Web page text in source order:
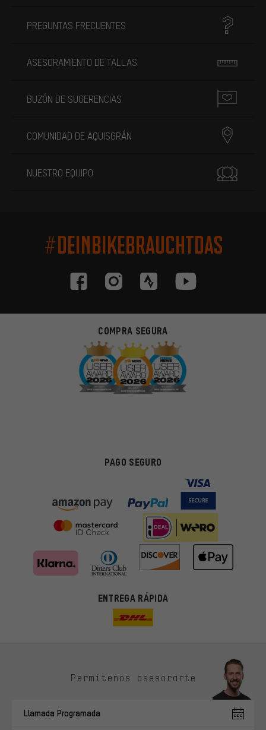
PREGUNTAS FRECUENTES
ASESORAMIENTO DE TALLAS
BUZÓN DE SUGERENCIAS
COMUNIDAD DE AQUISGRÁN
NUESTRO EQUIPO
#DEINBIKEBRAUCHTDAS
COMPRA SEGURA
PAGO SEGURO
ENTREGA RÁPIDA
Permítenos asesorarte
Llamada Programada
ti. Las cookies de marketing nos ayudan a identificar tus